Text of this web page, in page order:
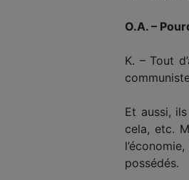
O.A. –
K. – Tout
Et aussi,
cela, etc.
possédés.